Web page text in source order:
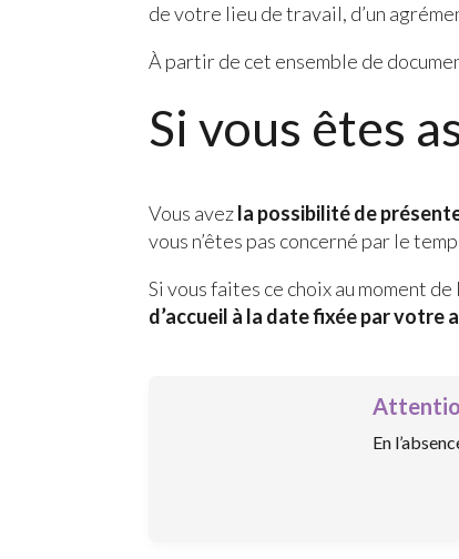
de votre lieu de travail, d’un
À partir de cet ensemble de
Si vous êtes
Vous avezla possibilité de
vous n’êtes pas concerné par le
Si vous faites ce choix au moment
d’accueil à la date fixée par votre
En